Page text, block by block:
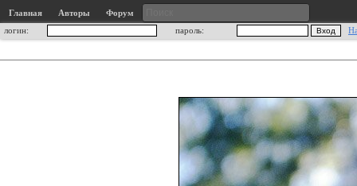
Главная Авторы
Форум
логин:
пароль: